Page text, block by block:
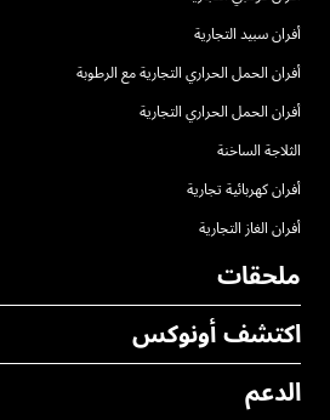
أفران سبيد التجارية
أفران الحمل الحراري التجارية مع الرطوبة
أفران الحمل الحراري التجارية
الثلاجة الساخنة
أفران كهربائية تجارية
أفران الغاز التجارية
ملحقات
جميع الملحقات
منظفات الغسيل اليدوي
اكتشف أونوكس
مكاتبنا حول العالم
الدعم